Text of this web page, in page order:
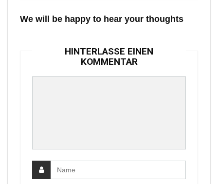
We will be happy to hear your thoughts
HINTERLASSE EINEN
KOMMENTAR